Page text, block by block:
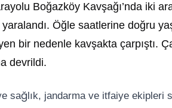
Boğazköy Kavşağı’nda iki
yaralandı. Öğle saatlerine doğru
bir nedenle kavşakta çarpıştı.
devrildi.
sağlık, jandarma ve itfaiye